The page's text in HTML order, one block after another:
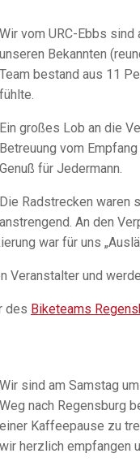
Wir vom URC-Ebbs
unseren Bekannten
Team bestand aus 11
fühlte.
Ein großes Lob an die
Betreuung vom
Genuß für Jedermann.
Die Radstrecken waren
anstrengend. An den
war für uns
Veranstalter und
des Biketeams
Wir sind am Samstag
Weg nach Regensburg
einer Kaffeepause zu
wir herzlich empfangen